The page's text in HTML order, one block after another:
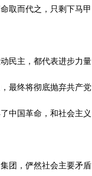
取而代之，只剩下马甲
民主，都代表进步力量
最终将彻底抛弃共产党
中国革命，和社会主义
团，俨然社会主要矛盾